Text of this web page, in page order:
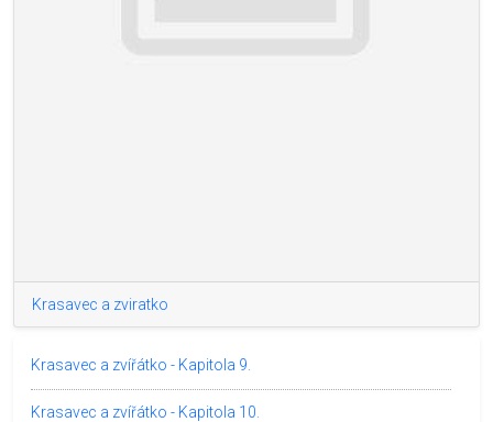
Krasavec a zviratko
Krasavec a zvířátko - Kapitola 9.
Krasavec a zvířátko - Kapitola 10.